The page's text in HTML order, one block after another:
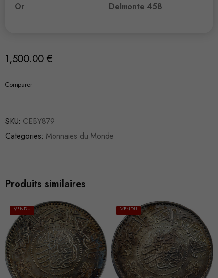
Or
Delmonte 458
1,500.00 €
Comparer
SKU: CEBY879
Categories: Monnaies du Monde
Produits similaires
VENDU VENDU